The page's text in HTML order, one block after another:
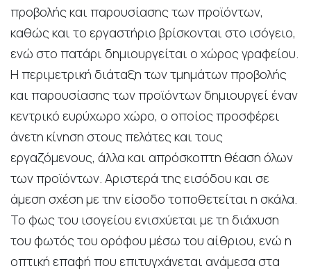
προβολής και παρουσίασης των προϊόντων,
καθώς και το εργαστήριο βρίσκονται στο ισόγειο,
ενώ στο πατάρι δημιουργείται ο χώρος γραφείου.
Η περιμετρική διάταξη των τμημάτων προβολής
και παρουσίασης των προϊόντων δημιουργεί έναν
κεντρικό ευρύχωρο χώρο, ο οποίος προσφέρει
άνετη κίνηση στους πελάτες και τους
εργαζόμενους, άλλα και απρόσκοπτη θέαση όλων
των προϊόντων. Αριστερά της εισόδου και σε
άμεση σχέση με την είσοδο τοποθετείται η σκάλα.
Το φως του ισογείου ενισχύεται με τη διάχυση
του φωτός του ορόφου μέσω του αίθριου, ενώ η
οπτική επαφή που επιτυγχάνεται ανάμεσα στα